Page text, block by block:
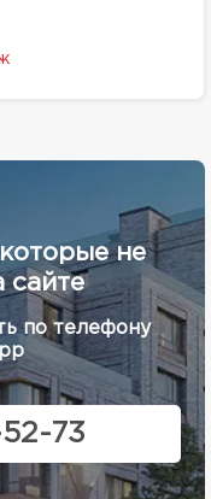
не
сайте
по телефону
73